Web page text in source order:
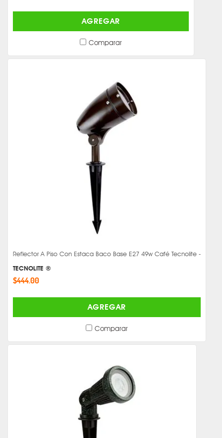
AGREGAR
Comparar
Reflector A Piso Con Estaca Baco Base E27 49w Café Tecnolite -
TECNOLITE ®
$444.00
AGREGAR
Comparar